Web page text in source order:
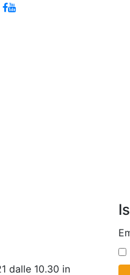
dalle 10.30 in